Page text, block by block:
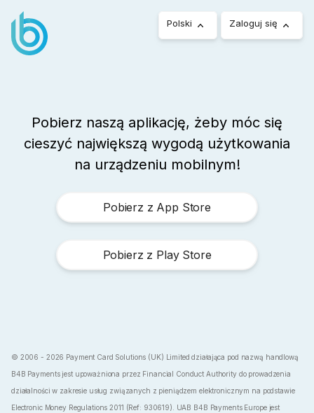
Polski Zaloguj się
Pobierz naszą aplikację, żeby móc się
cieszyć największą wygodą użytkowania
na urządzeniu mobilnym!
Pobierz z App Store
Pobierz z Play Store
© 2006 - 2026 Payment Card Solutions (UK) Limited działająca pod nazwą handlową
B4B Payments jest upoważniona przez Financial Conduct Authority do prowadzenia
działalności w zakresie usług związanych z pieniądzem elektronicznym na podstawie
Electronic Money Regulations 2011 (Ref: 930619). UAB B4B Payments Europe jest